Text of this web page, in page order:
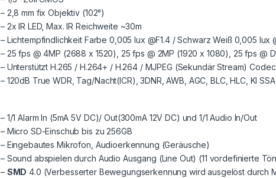
– 2,8 mm fix Objektiv (102°)
– 2x IR LED, Max. IR Reichweite ~30m
– Lichtempfindlichkeit Farbe 0,005 lux @F1.4 / Schwarz Weiß 0,005 lux
– 25 fps @ 4MP (2688 x 1520), 25 fps @ 2MP (1920 x 1080), 25 fps @
– Unterstützt H.265 / H.264+ / H.264 / MJPEG (Sekundär Stream) Codec
– 120dB True WDR, Tag/Nacht(ICR), 3DNR, AWB, AGC, BLC, HLC, KI SSA
– 1/1 Alarm In (5mA 5V DC)/ Out(300mA 12V DC) und 1/1 Audio In/Out
– Micro SD-Einschub bis zu 256GB
– Eingebautes Mikrofon, Audioerkennung (Geräusche)
– Sound abspielen durch Audio Ausgang (Line Out) (11 vordefinierte
– SMD 4.0 (Verbesserter Bewegungserkennung wird ausgelöst durch